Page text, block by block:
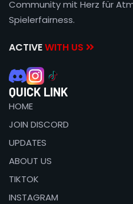
Community mit Herz für
Spielerfairness.
ACTIVEWITH US
QUICK LINK
HOME
JOIN DISCORD
UPDATES
ABOUT US
TIKTOK
INSTAGRAM